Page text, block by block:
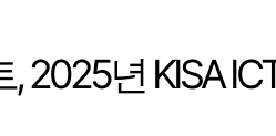
대통령, G7 정상회의서 "AI 발전 혜택,
2025년 KISA